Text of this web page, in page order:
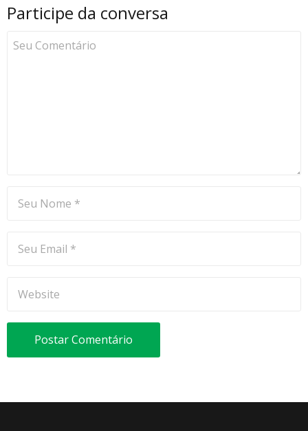
Participe da conversa